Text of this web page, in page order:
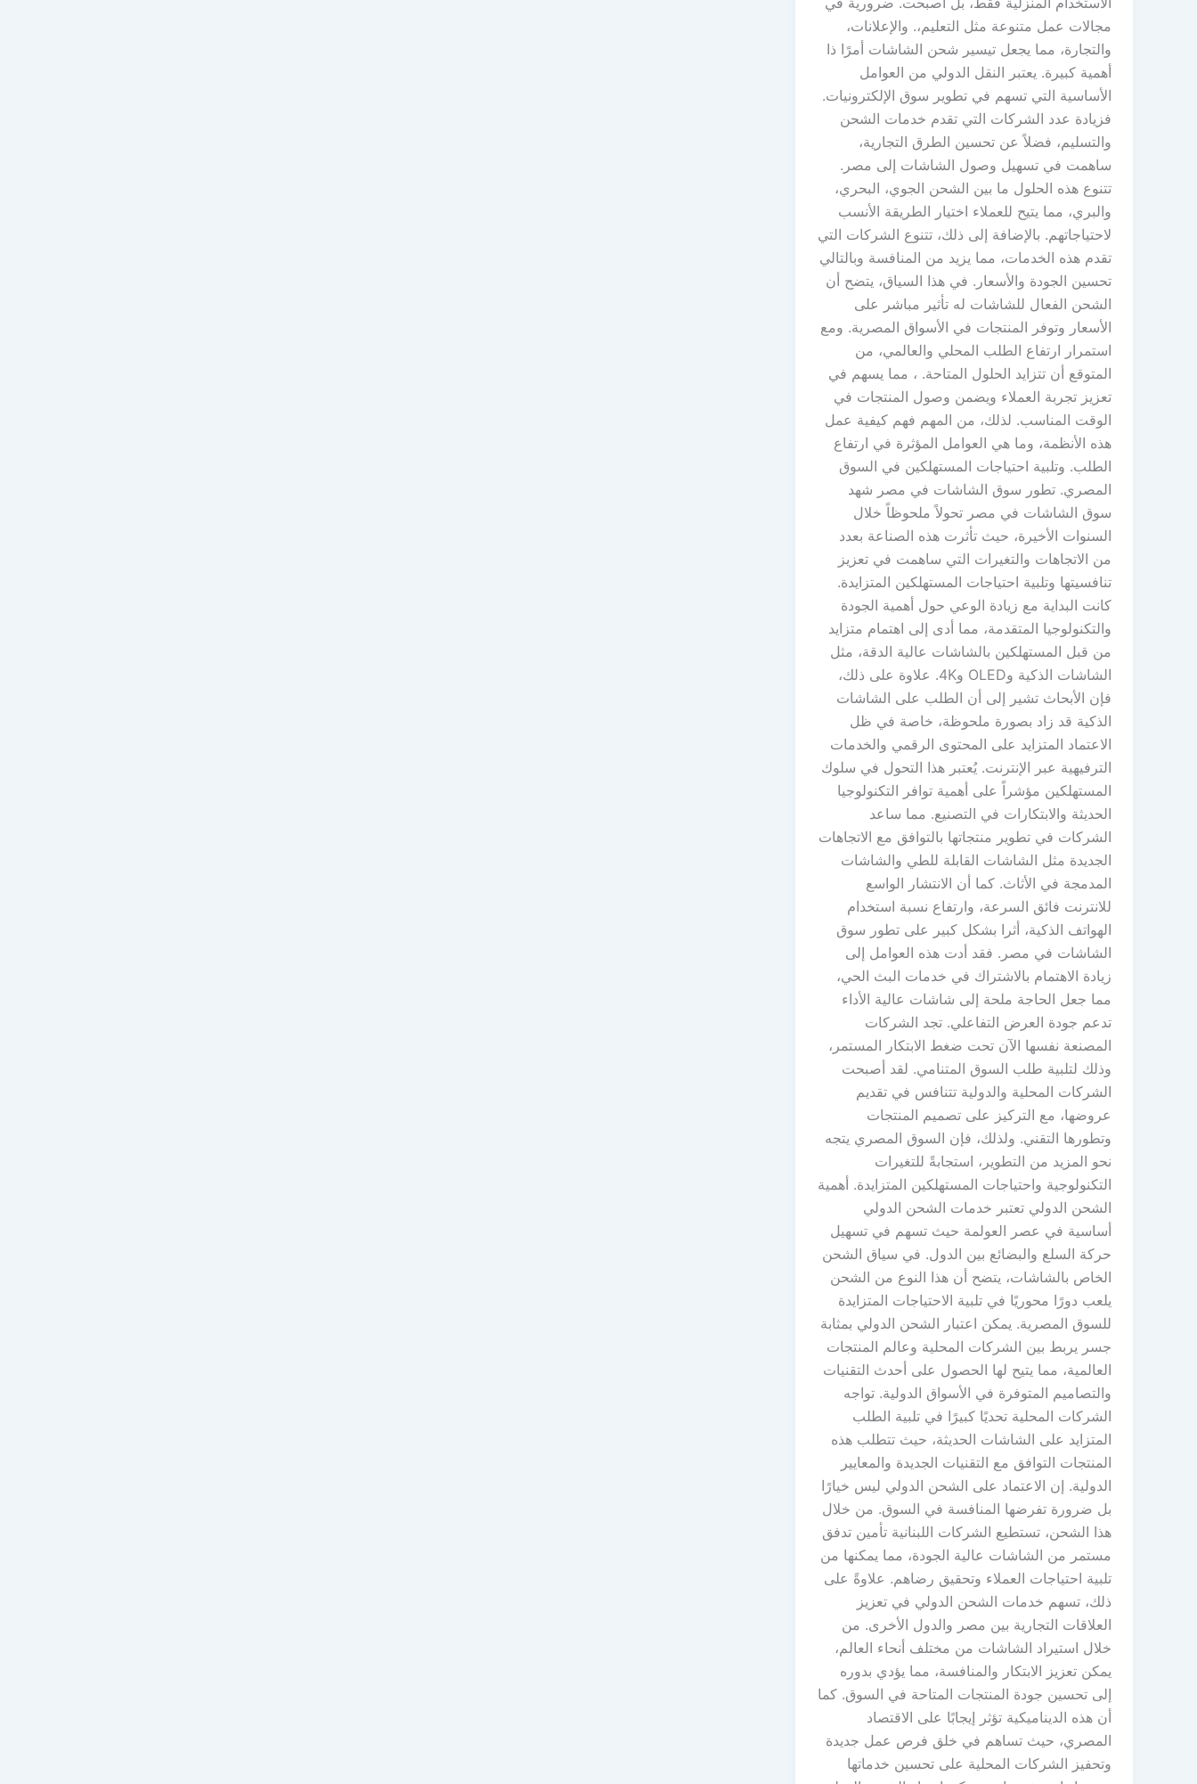
مجالات عمل متنوعة مثل التعليم،. والإعلانات،
والتجارة، مما يجعل تيسير شحن الشاشات أمرًا ذا
أهمية كبيرة. يعتبر النقل الدولي من العوامل
الأساسية التي تسهم في تطوير سوق الإلكترونيات.
فزيادة عدد الشركات التي تقدم خدمات الشحن
والتسليم، فضلاً عن تحسين الطرق التجارية،
ساهمت في تسهيل وصول الشاشات إلى مصر.
تتنوع هذه الحلول ما بين الشحن الجوي، البحري،
والبري، مما يتيح للعملاء اختيار الطريقة الأنسب
لاحتياجاتهم. بالإضافة إلى ذلك، تتنوع الشركات التي
تقدم هذه الخدمات، مما يزيد من المنافسة وبالتالي
تحسين الجودة والأسعار. في هذا السياق، يتضح أن
الشحن الفعال للشاشات له تأثير مباشر على
الأسعار وتوفر المنتجات في الأسواق المصرية. ومع
استمرار ارتفاع الطلب المحلي والعالمي، من
المتوقع أن تتزايد الحلول المتاحة. ، مما يسهم في
تعزيز تجربة العملاء ويضمن وصول المنتجات في
الوقت المناسب. لذلك، من المهم فهم كيفية عمل
هذه الأنظمة، وما هي العوامل المؤثرة في ارتفاع
الطلب. وتلبية احتياجات المستهلكين في السوق
المصري. تطور سوق الشاشات في مصر شهد
سوق الشاشات في مصر تحولاً ملحوظاً خلال
السنوات الأخيرة، حيث تأثرت هذه الصناعة بعدد
من الاتجاهات والتغيرات التي ساهمت في تعزيز
تنافسيتها وتلبية احتياجات المستهلكين المتزايدة.
كانت البداية مع زيادة الوعي حول أهمية الجودة
والتكنولوجيا المتقدمة، مما أدى إلى اهتمام متزايد
من قبل المستهلكين بالشاشات عالية الدقة، مثل
الشاشات الذكية وOLED و4K. علاوة على ذلك،
فإن الأبحاث تشير إلى أن الطلب على الشاشات
الذكية قد زاد بصورة ملحوظة، خاصة في ظل
الاعتماد المتزايد على المحتوى الرقمي والخدمات
الترفيهية عبر الإنترنت. يُعتبر هذا التحول في سلوك
المستهلكين مؤشراً على أهمية توافر التكنولوجيا
الحديثة والابتكارات في التصنيع. مما ساعد
الشركات في تطوير منتجاتها بالتوافق مع الاتجاهات
الجديدة مثل الشاشات القابلة للطي والشاشات
المدمجة في الأثاث. كما أن الانتشار الواسع
للانترنت فائق السرعة، وارتفاع نسبة استخدام
الهواتف الذكية، أثرا بشكل كبير على تطور سوق
الشاشات في مصر. فقد أدت هذه العوامل إلى
زيادة الاهتمام بالاشتراك في خدمات البث الحي،
مما جعل الحاجة ملحة إلى شاشات عالية الأداء
تدعم جودة العرض التفاعلي. تجد الشركات
المصنعة نفسها الآن تحت ضغط الابتكار المستمر،
وذلك لتلبية طلب السوق المتنامي. لقد أصبحت
الشركات المحلية والدولية تتنافس في تقديم
عروضها، مع التركيز على تصميم المنتجات
وتطورها التقني. ولذلك، فإن السوق المصري يتجه
نحو المزيد من التطوير، استجابةً للتغيرات
التكنولوجية واحتياجات المستهلكين المتزايدة. أهمية
الشحن الدولي تعتبر خدمات الشحن الدولي
أساسية في عصر العولمة حيث تسهم في تسهيل
حركة السلع والبضائع بين الدول. في سياق الشحن
الخاص بالشاشات، يتضح أن هذا النوع من الشحن
يلعب دورًا محوريًا في تلبية الاحتياجات المتزايدة
للسوق المصرية. يمكن اعتبار الشحن الدولي بمثابة
جسر يربط بين الشركات المحلية وعالم المنتجات
العالمية، مما يتيح لها الحصول على أحدث التقنيات
والتصاميم المتوفرة في الأسواق الدولية. تواجه
الشركات المحلية تحديًا كبيرًا في تلبية الطلب
المتزايد على الشاشات الحديثة، حيث تتطلب هذه
المنتجات التوافق مع التقنيات الجديدة والمعايير
الدولية. إن الاعتماد على الشحن الدولي ليس خيارًا
بل ضرورة تفرضها المنافسة في السوق. من خلال
هذا الشحن، تستطيع الشركات اللبنانية تأمين تدفق
مستمر من الشاشات عالية الجودة، مما يمكنها من
تلبية احتياجات العملاء وتحقيق رضاهم. علاوةً على
ذلك، تسهم خدمات الشحن الدولي في تعزيز
العلاقات التجارية بين مصر والدول الأخرى. من
خلال استيراد الشاشات من مختلف أنحاء العالم،
يمكن تعزيز الابتكار والمنافسة، مما يؤدي بدوره
إلى تحسين جودة المنتجات المتاحة في السوق. كما
أن هذه الديناميكية تؤثر إيجابًا على الاقتصاد
المصري، حيث تساهم في خلق فرص عمل جديدة
وتحفيز الشركات المحلية على تحسين خدماتها